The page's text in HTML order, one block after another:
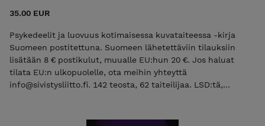
35.00 EUR
Psykedeelit ja luovuus kotimaisessa kuvataiteessa -kirja
Suomeen postitettuna. Suomeen lähetettäviin tilauksiin
lisätään 8 € postikulut, muualle EU:hun 20 €. Jos haluat
tilata EU:n ulkopuolelle, ota meihin yhteyttä
info@sivistysliitto.fi. 142 teosta, 62 taiteilijaa. LSD:tä,
changaa, bufoa, MDMA:ta, ayahuascaa. Tietoisuuden tilaa